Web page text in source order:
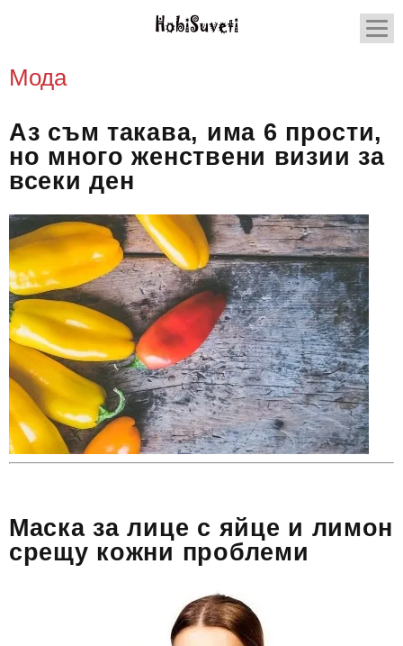
Мода
Аз съм такава, има 6 прости,
но много женствени визии за
всеки ден
Маска за лице с яйце и лимон
срещу кожни проблеми